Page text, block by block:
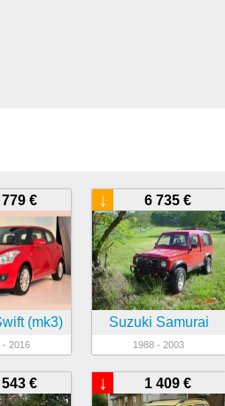
€
(mk3)
- 2016
6 735 €
↓
Suzuki Samurai
1988 - 2003
543 € 1 409 €
↓